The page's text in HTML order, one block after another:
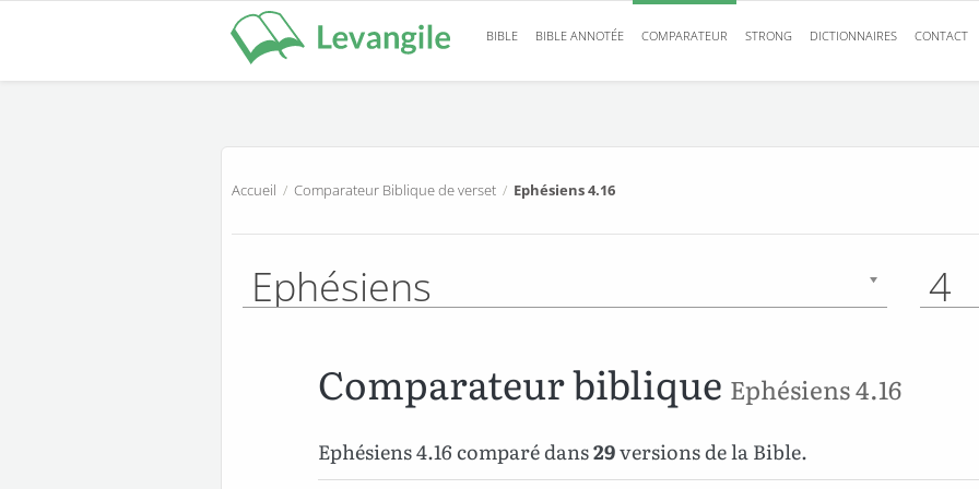
BIBLE BIBLE ANNOTÉE COMPARATEUR STRONG DICTIONNAIRES CONTACT
Accueil / Comparateur Biblique de verset / Ephésiens 4.16
Ephésiens 4
Comparateur biblique Ephésiens 4.16
Ephésiens 4.16 comparé dans29versions de la Bible.